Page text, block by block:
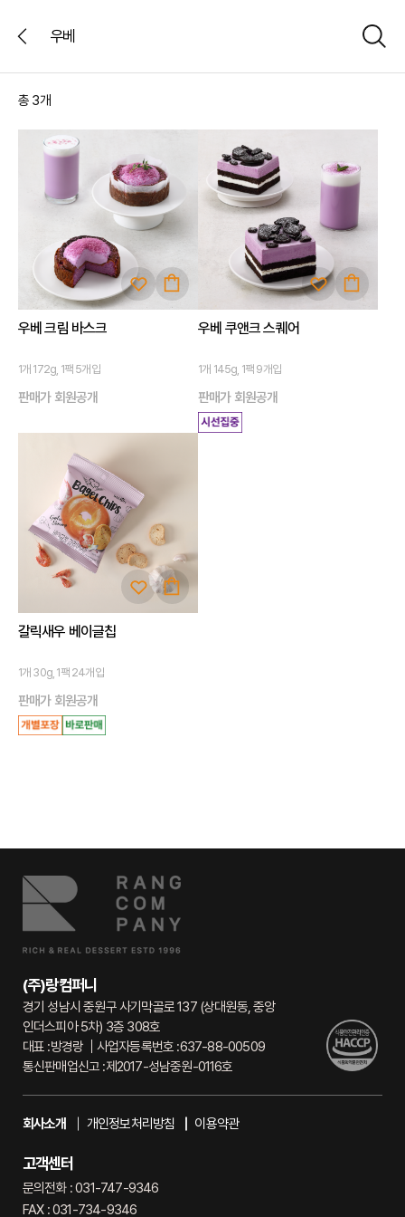
뒤
로
가
총 3개
우베 크림 바스크
1개 172g, 1팩 5개입
판매가 회원공개
우베 쿠앤크 스퀘어
1개 145g, 1팩 9개입
판매가 회원공개
갈릭새우 베이글칩
1개 30g, 1팩 24개입
판매가 회원공개
(주)랑컴퍼니
경기 성남시 중원구 사기막골로 137 (상대원동, 중앙
인더스피아 5차) 3층 308호
대표 :방경랑 사업자등록번호 :637-88-00509
통신판매업신고 :제2017-성남중원-0116호
회사소개 개인정보처리방침 이용약관
고객센터
문의전화 : 031-747-9346
FAX : 031-734-9346